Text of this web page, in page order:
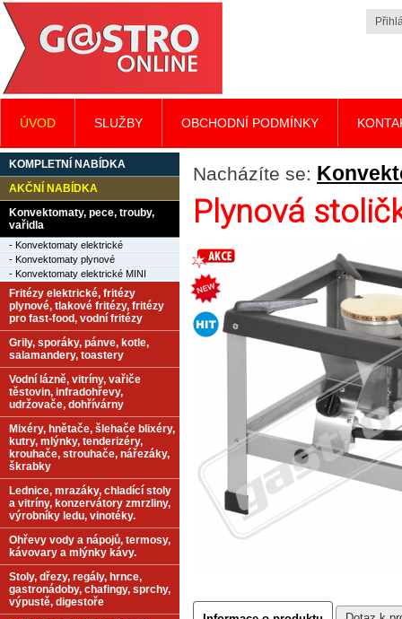
Nacházíte se:
Plynová
KOMPLETNÍ NABÍDKA
AKČNÍ NABÍDKA
Konvektomaty, pece, trouby,
vařidla
- Konvektomaty elektrické
- Konvektomaty plynové
- Konvektomaty elektrické MINI
Fritézy elektrické, fritézy
plynové, tlakové fritézy, fritézy
pro fast-food, vodní fritézy
Grily, sporáky, pánve, kotle,
salamandery, toastery
Vodní lázně, vitríny, vařiče
těstovin, infradohřevy,
udržovače, dohřívárny
Mixéry, hnětače, šlehače blixéry,
kutry, mlýnky, tenderizéry,
krouhače, strouhače, nářezáky,
škrabky
Lednice, mrazáky, chladící stoly
a vitríny, konzervátory zmrzliny,
výrobníky ledu, vinotéky.
Ohřevy vody a nápojů, termosy,
kávovary a mlýnky kávy.
Stoly, dřezy, regály, hrnce,
gastronádoby, chafingy, sprchy,
výpustě, digestoře
ÚVOD SLUŽBY OBCHODNÍ PODMÍNKY